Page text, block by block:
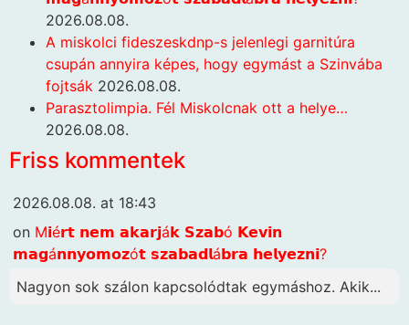
2026.08.08.
A miskolci fideszeskdnp-s jelenlegi garnitúra
csupán annyira képes, hogy egymást a Szinvába
fojtsák 2026.08.08.
Parasztolimpia. Fél Miskolcnak ott a helye…
2026.08.08.
Friss kommentek
2026.08.08. at 18:43
on M𝗶é𝗿𝘁 𝗻𝗲𝗺 𝗮𝗸𝗮𝗿𝗷á𝗸 𝗦𝘇𝗮𝗯ó 𝗞𝗲𝘃𝗶𝗻
𝗺𝗮𝗴á𝗻𝗻𝘆𝗼𝗺𝗼𝘇ó𝘁 𝘀𝘇𝗮𝗯𝗮𝗱𝗹á𝗯𝗿𝗮 𝗵𝗲𝗹𝘆𝗲𝘇𝗻𝗶?
Nagyon sok szálon kapcsolódtak egymáshoz. Akik...